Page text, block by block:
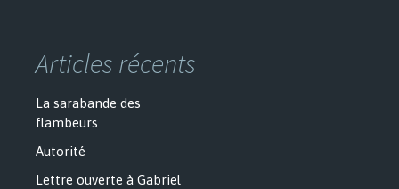
Articles récents
La sarabande des
flambeurs
Autorité
Lettre ouverte à Gabriel